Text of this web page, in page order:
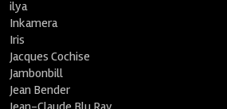
ilya
Inkamera
Iris
Jacques Cochise
Jambonbill
Jean Bender